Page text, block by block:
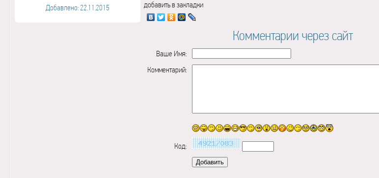
Добавлено: 22.11.2015 добавить в закладки
Комментарии через сайт
Ваше Имя:
Комментарий:
Код: